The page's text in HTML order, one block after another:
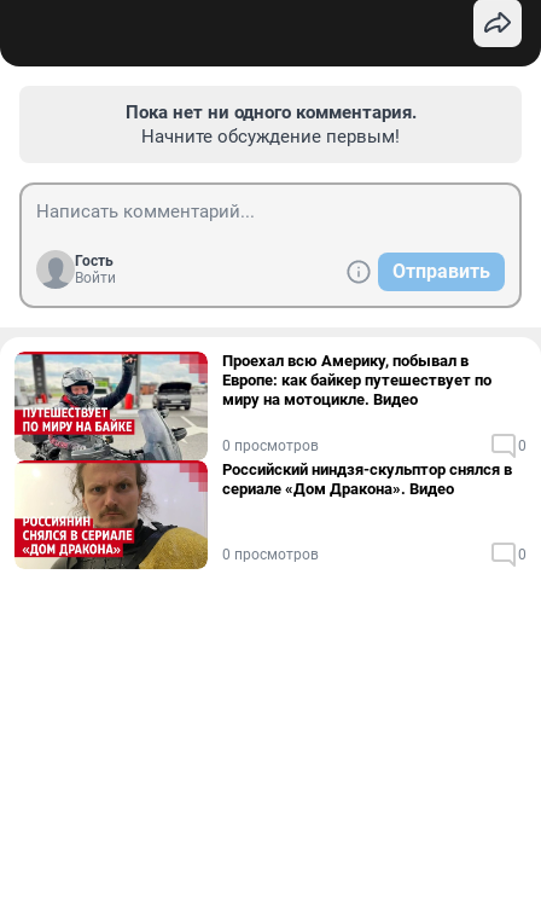
Пока нет ни одного комментария.
Начните обсуждение первым!
Гость
Войти
Отправить
Проехал всю Америку, побывал в
Европе: как байкер путешествует по
миру на мотоцикле. Видео
0 просмотров 0
Российский ниндзя-скульптор снялся в
сериале «Дом Дракона». Видео
0 просмотров 0